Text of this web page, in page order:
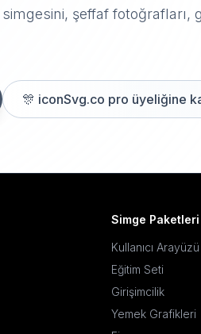
şeffaf fotoğrafları,
🎊 iconSvg.co pro üyeliğine
Simge Paketleri
Kullanıcı Arayüzü
Eğitim Seti
Girişimcilik
Yemek Grafikleri